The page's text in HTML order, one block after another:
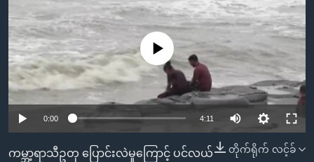
အ
ညွန်း
စာမျက်နှာ
သို့
ကျော်
ကြည့်
ရှာဖွေ
ရုပ်ရှင်ထဲက အင်္ဂလိပ်စာ
သုတပဒေသာ အင်္ဂလိပ်စာ
ရေဒီယို/တီဗွီအစီအစဉ်
Learning English
ဗွီအိုအေ လူမှုကွန်ယက်များ
ဘာသာစကားများ
No media source currently available
0:00 4:11
တိုက်ရိုက် လင့်ခ်
ကမ္ဘာ့ရာသီဥတု ပြောင်းလဲမှုကြောင့် ပင်လယ်